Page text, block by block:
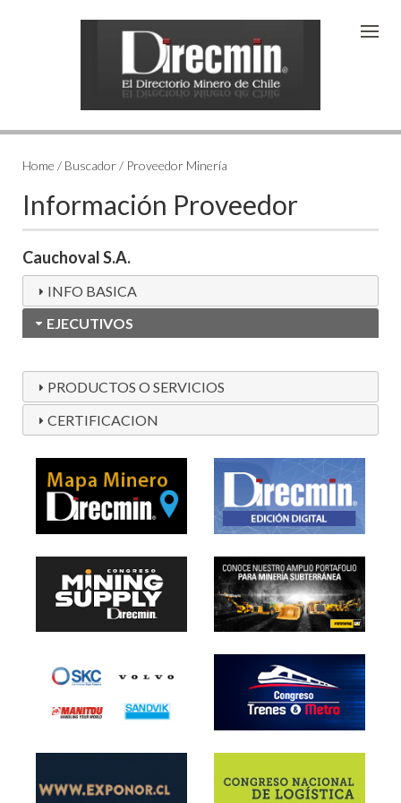
Home / Buscador / Proveedor Minería
Información Proveedor
Cauchoval S.A.
INFO BASICA
EJECUTIVOS
PRODUCTOS O SERVICIOS
CERTIFICACION